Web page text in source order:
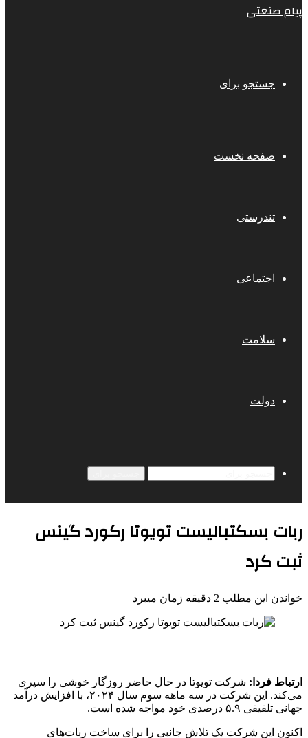
پیام صنعتی
جستجو برای
صفحه نخست
تندرستی
اجتماعی
سلامت
دولت
ربات بسکتبالیست تویوتا رکورد گینس
ثبت کرد
خواندن این مطلب 2 دقیقه زمان میبرد
ارتباط فردا: شرکت تویوتا در حال حاضر روزگار خوشی را سپری
می‌کند. این شرکت در سه ماهه سوم سال ۲۰۲۴، با افزایش درآمد
جهانی تلفیقی ۵.۹ درصدی خود مواجه شده است.
اکنون این شرکت یک تلاش جانبی را برای ساخت ربات‌های